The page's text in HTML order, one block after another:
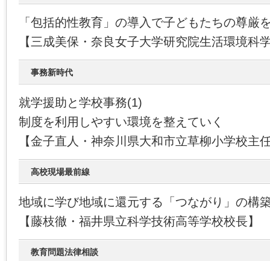
「包括的性教育」の導入で子どもたちの尊厳
【三成美保・奈良女子大学研究院生活環境科
事務新時代
就学援助と学校事務(1)
制度を利用しやすい環境を整えていく
【金子直人・神奈川県大和市立草柳小学校主
高校現場最前線
地域に学び地域に還元する「つながり」の
【藤枝徹・福井県立科学技術高等学校校長】
教育問題法律相談